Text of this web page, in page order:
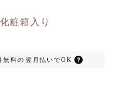
粧箱入り
無料の 翌月払いでOK